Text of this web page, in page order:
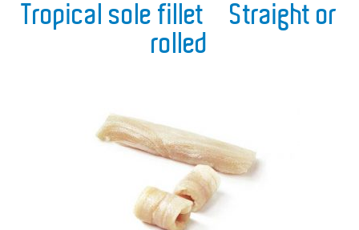
Tropical sole fillet – Straight or
rolled